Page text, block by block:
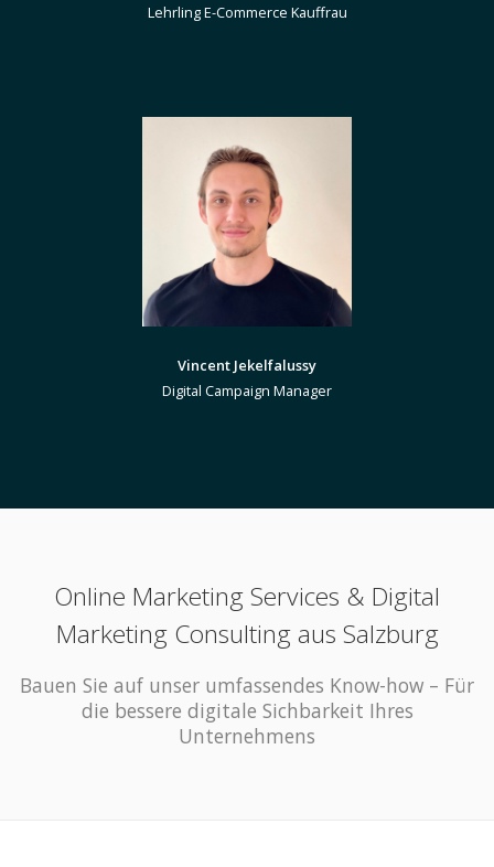
Lehrling E-Commerce Kauffrau
Vincent Jekelfalussy
Digital Campaign Manager
Online Marketing Services & Digital
Marketing Consulting aus Salzburg
Bauen Sie auf unser umfassendes Know-how – Für
die bessere digitale Sichbarkeit Ihres
Unternehmens